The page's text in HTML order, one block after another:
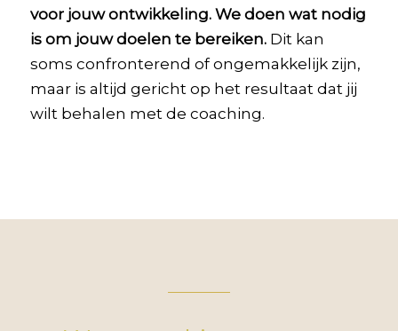
voor jouw ontwikkeling. We doen wat nodig
is om jouw doelen te bereiken. Dit kan
soms confronterend of ongemakkelijk zijn,
maar is altijd gericht op het resultaat dat jij
wilt behalen met de coaching.